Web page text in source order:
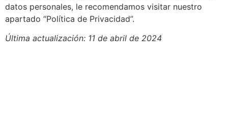
datos personales, le recomendamos visitar nuestro
apartado “Política de Privacidad”.
Última actualización: 11 de abril de 2024